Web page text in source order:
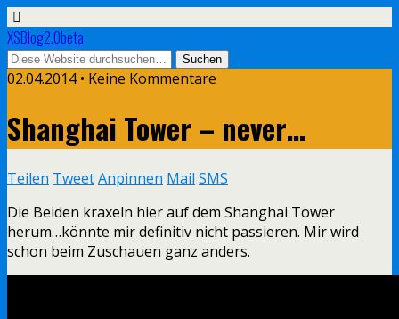
XSBlog2.0beta
02.04.2014 • Keine Kommentare
Shanghai Tower – never…
Teilen TweetAnpinnen Mail SMS
Die Beiden kraxeln hier auf dem Shanghai Tower
herum…könnte mir definitiv nicht passieren. Mir wird
schon beim Zuschauen ganz anders.